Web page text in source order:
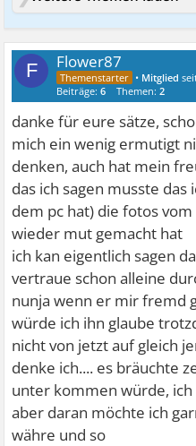
F Flower87
• Mitglied
Beiträge:6 Themen:2
danke für eure sätze,
mich ein wenig ermutigt
denken, auch hat mein
das ich sagen musste
dem pc hat) die fotos
wieder mut gemacht hat
ich kan eigentlich sagen
vertraue schon alleine
nunja wenn er mir fremd
würde ich ihn glaube
nicht von jetzt auf gleich
denke ich.... es bräuchte
unter kommen würde,
aber daran möchte ich
währe und so